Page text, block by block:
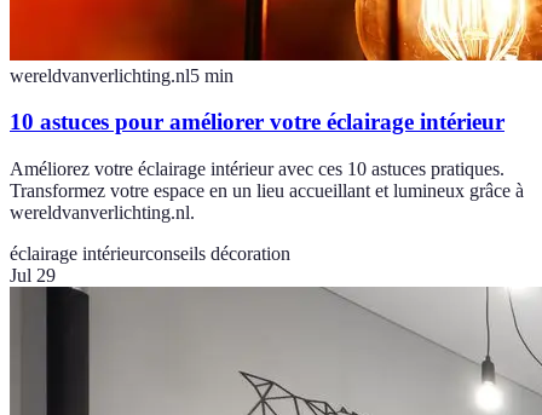
wereldvanverlichting.nl5 min
10 astuces pour améliorer votre éclairage intérieur
Améliorez votre éclairage intérieur avec ces 10 astuces pratiques.
Transformez votre espace en un lieu accueillant et lumineux grâce à
wereldvanverlichting.nl.
éclairage intérieurconseils décoration
Jul 29